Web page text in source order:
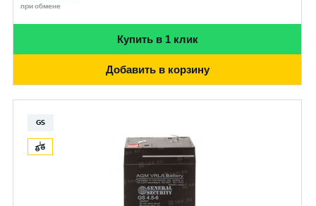
при обмене
Купить в 1 клик
Добавить в корзину
GS